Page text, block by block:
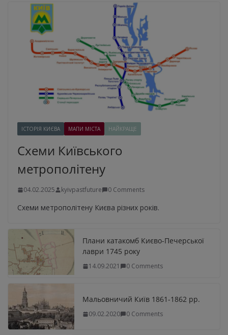
ІСТОРІЯ КИЄВА МАПИ МІСТА НАЙКРАЩЕ
Схеми Київського
метрополітену
04.02.2025 kyivpastfuture 0 Comments
Схеми метрополітену Києва різних років.
Плани катакомб Києво-Печерської
лаври 1745 року
14.09.2021 0 Comments
Мальовничий Київ 1861-1862 рр.
09.02.2020 0 Comments